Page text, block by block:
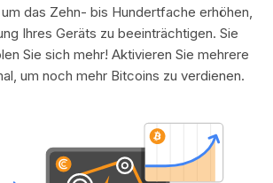
das Zehn- bis Hundertfache erhöhen,
Ihres Geräts zu beeinträchtigen. Sie
Sie sich mehr! Aktivieren Sie mehrere
um noch mehr Bitcoins zu verdienen.